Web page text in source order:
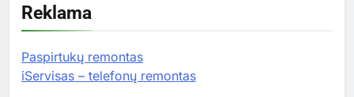
Reklama
Paspirtukų remontas
iServisas – telefonų remontas